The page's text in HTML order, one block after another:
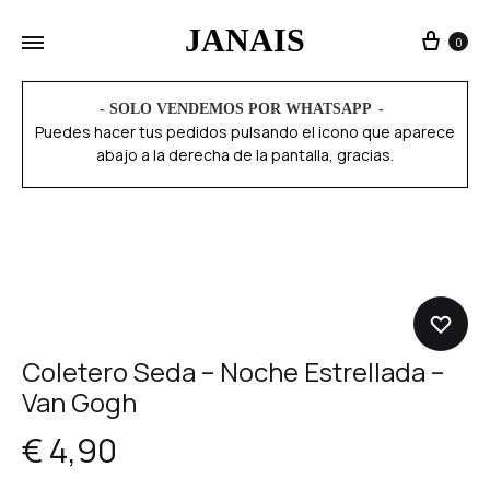
JANAIS 0
- SOLO VENDEMOS POR WHATSAPP
Puedes hacer tus pedidos pulsando el icono que aparece
abajo a la derecha de la pantalla, gracias.
Coletero Seda – Noche Estrellada –
Van Gogh
€4,90